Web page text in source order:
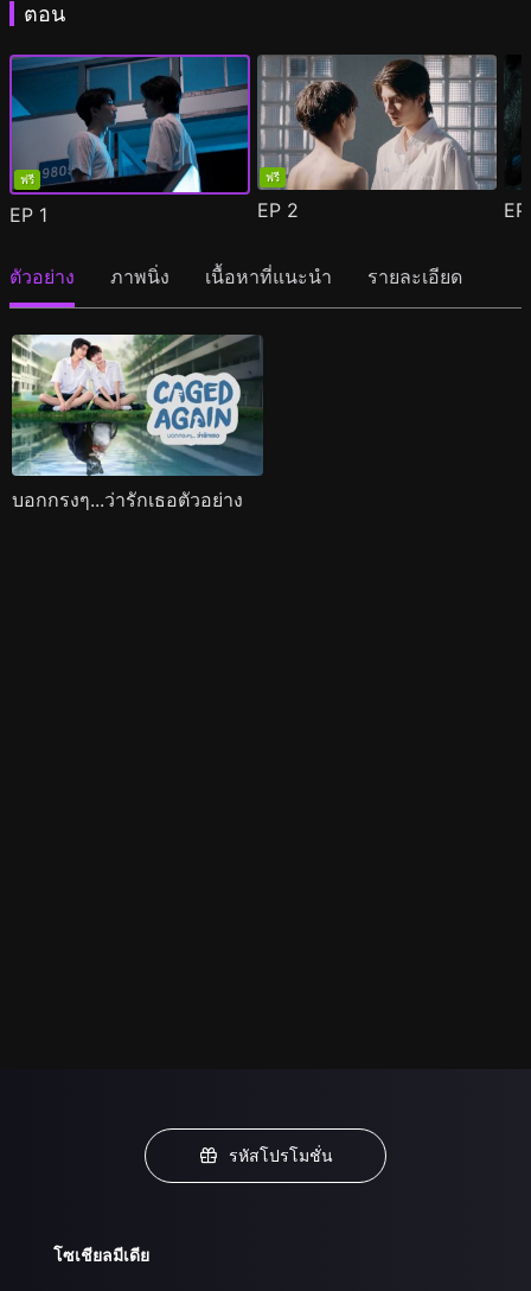
ตอน
ฟรี
EP 1
ฟรี
EP 2
ตัวอย่าง ภาพนิ่ง เนื้อหาที่แนะนำ รายละเอียด
บอกกรงๆ...ว่ารักเธอตัวอย่าง
รหัสโปรโมชั่น
โซเชียลมีเดีย